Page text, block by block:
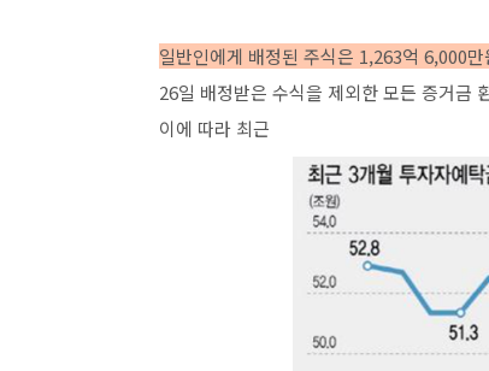
일반인에게 배정된 주식은 1,263억 6,000만
26일 배정받은 수식을 제외한 모든 증거금
이에 따라 최근